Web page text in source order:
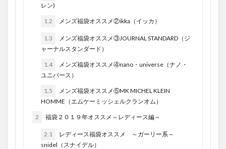
レン)
1.2 メンズ福袋オススメ②ikka（イッカ）
1.3
メンズ福袋オススメ③JOURNAL STANDARD（ジ
ャーナルスタンダード）
1.4
メンズ福袋オススメ④nano・universe（ナノ・
ユニバース）
1.5
メンズ福袋オススメ⑤MK MICHEL KLEIN
HOMME（エムケーミッシェルクランオム）
2 福袋２０１９年オススメ～レディース編～
2.1
レディース福袋オススメ ～ガーリー系～
snidel（スナイデル）